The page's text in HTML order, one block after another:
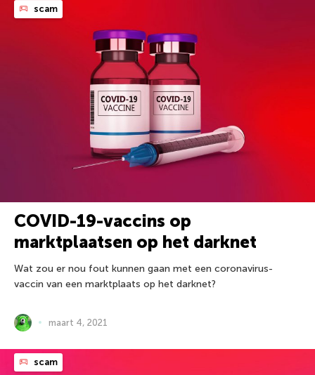
scam
COVID-19-vaccins op
marktplaatsen op het darknet
Wat zou er nou fout kunnen gaan met een coronavirus-
vaccin van een marktplaats op het darknet?
maart 4, 2021
scam